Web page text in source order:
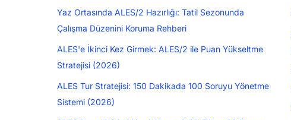
Yaz Ortasında ALES/2 Hazırlığı: Tatil Sezonunda
Çalışma Düzenini Koruma Rehberi
ALES'e İkinci Kez Girmek: ALES/2 ile Puan Yükseltme
Stratejisi (2026)
ALES Tur Stratejisi: 150 Dakikada 100 Soruyu Yönetme
Sistemi (2026)